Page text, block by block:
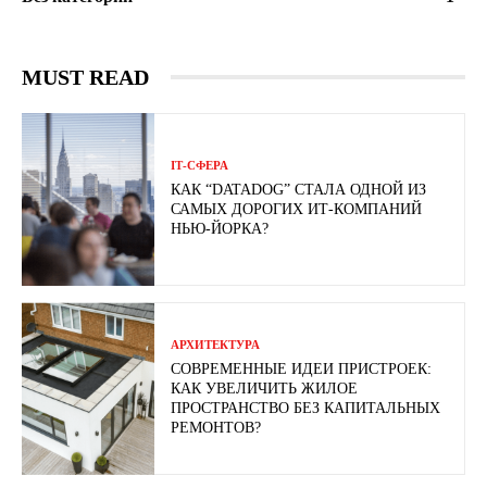
MUST READ
ІТ-СФЕРА
КАК “DATADOG” СТАЛА ОДНОЙ ИЗ
САМЫХ ДОРОГИХ ИТ-КОМПАНИЙ
НЬЮ-ЙОРКА?
АРХИТЕКТУРА
СОВРЕМЕННЫЕ ИДЕИ ПРИСТРОЕК:
КАК УВЕЛИЧИТЬ ЖИЛОЕ
ПРОСТРАНСТВО БЕЗ КАПИТАЛЬНЫХ
РЕМОНТОВ?